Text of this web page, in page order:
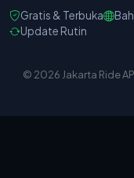
Gratis & Terbuka
Update Rutin
© 2026 Jakarta Ride